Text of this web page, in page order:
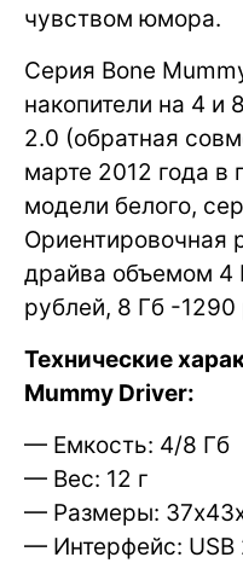
чувством юмора.
Серия Bone
накопители на 4 и
2.0 (обратная
марте 2012 года в
модели белого,
Ориентировочная
драйва объемом 4
рублей, 8 Гб -1290
Технические
Mummy Driver:
— Емкость: 4/8 Гб
— Вес: 12 г
— Размеры:
— Интерфейс: USB